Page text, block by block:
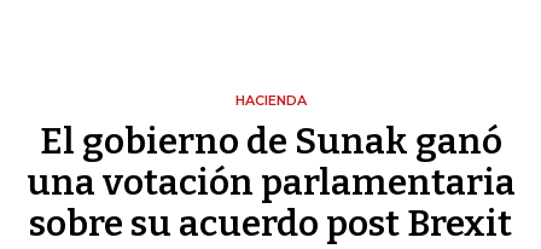
HACIENDA
El gobierno de Sunak ganó
una votación parlamentaria
sobre su acuerdo post Brexit